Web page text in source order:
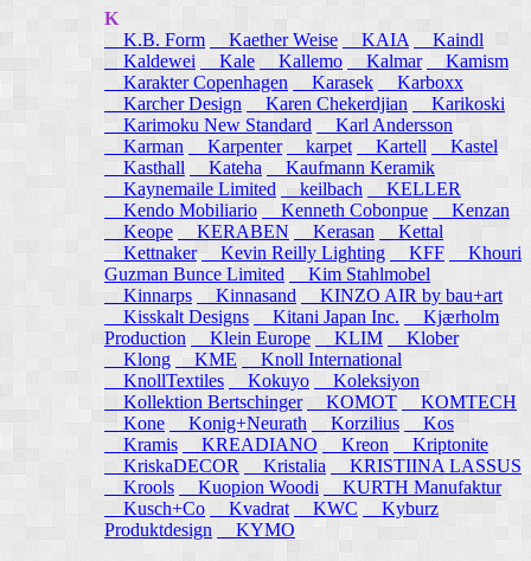
K
K.B. Form
Kaether Weise KAIA
Kaindl
Kaldewei
Kale Kallemo Kalmar
Kamism
Karakter Copenhagen
Karasek
Karboxx
Karcher Design
Karen Chekerdjian
Karikoski
Karimoku New Standard
Karl Andersson
Karman
Karpenter karpet Kartell
Kastel
Kasthall
Kateha
Kaufmann Keramik
Kaynemaile Limited keilbach
KELLER
Kendo Mobiliario
Kenneth Cobonpue
Kenzan
Keope
KERABEN Kerasan
Kettal
Kettnaker Kevin Reilly Lighting KFF
Khouri
Guzman Bunce Limited
Kim Stahlmobel
Kinnarps
Kinnasand
KINZO AIR by bau+art
Kisskalt Designs
Kitani Japan Inc.
Kjærholm
Production
Klein Europe KLIM
Klober
Klong
KME
Knoll International
KnollTextiles
Kokuyo
Koleksiyon
Kollektion Bertschinger KOMOT
KOMTECH
Kone
Konig+Neurath Korzilius
Kos
Kramis
KREADIANO Kreon
Kriptonite
KriskaDECOR
Kristalia
KRISTIINA LASSUS
Krools
Kuopion Woodi
KURTH Manufaktur
Kusch+Co
Kvadrat KWC
Kyburz
Produktdesign
KYMO